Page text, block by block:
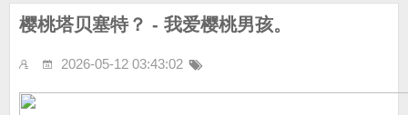
樱桃塔贝塞特？ - 我爱樱桃男孩。
2026-05-12 03:43:02